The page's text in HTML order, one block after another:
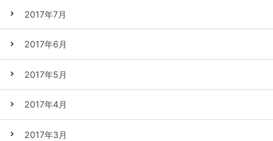
2017年7月
2017年6月
2017年5月
2017年4月
2017年3月